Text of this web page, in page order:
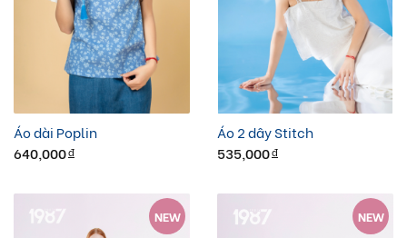
Áo dài Poplin
640,000đ
Áo 2 dây Stitch
535,000đ
NEW NEW